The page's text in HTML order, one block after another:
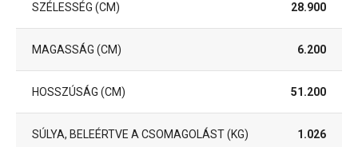
SZÉLESSÉG (CM) 28.900
MAGASSÁG (CM) 6.200
HOSSZÚSÁG (CM) 51.200
SÚLYA, BELEÉRTVE A CSOMAGOLÁST (KG) 1.026